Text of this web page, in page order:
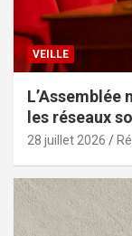
VEILLE
L’Assemblée
les réseaux
28 juillet 2026